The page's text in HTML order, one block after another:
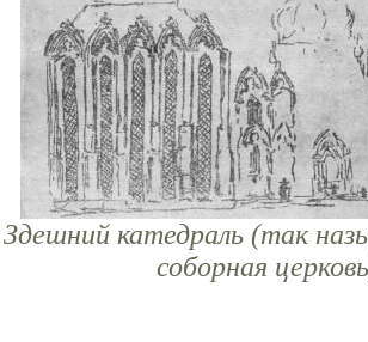
Здешний катедраль (так
соборная